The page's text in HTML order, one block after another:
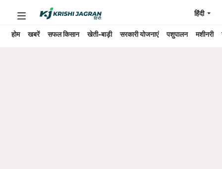
होम खबरें सफल किसान खेती-बाड़ी सरकारी योजनाएं पशुपालन मशीनरी
हिंदी